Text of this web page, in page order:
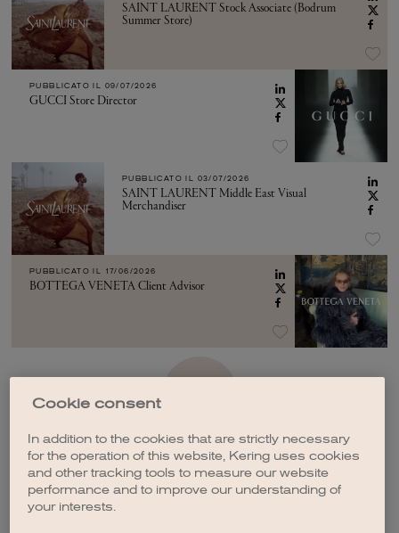
SAINT LAURENT Stock Associate (Bodrum
Summer Store)
PUBBLICATO IL 09/07/2026
GUCCI Store Director
PUBBLICATO IL 03/07/2026
SAINT LAURENT Middle East Visual
Merchandiser
PUBBLICATO IL 17/06/2026
BOTTEGA VENETA Client Advisor
Cookie consent
In addition to the cookies that are strictly necessary
for the operation of this website, Kering uses cookies
and other tracking tools to measure our website
performance and to improve our understanding of
your interests.